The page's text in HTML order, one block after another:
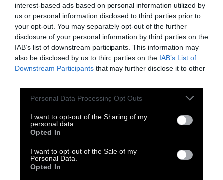
interest-based ads based on personal information utilized by
us or personal information disclosed to third parties prior to
your opt-out. You may separately opt-out of the further
disclosure of your personal information by third parties on the
IAB’s list of downstream participants. This information may
also be disclosed by us to third parties on the IAB’s List of
Downstream Participants that may further disclose it to other
Personal Data Processing Opt Outs
I want to opt-out of the Sharing of my
personal data.
Opted In
I want to opt-out of the Sale of my
Personal Data.
Opted In
συνομήλικος και εσείς δεν έχετε περάσει
ακόμα τα 70, απλά προσθέστε μια έξτρα
τσαχπινιά στη ζωή σας, λέγοντας του "αχ να
είστε καλά, κλωτσάει πολύ το άτιμο,
ποδοσφαιριστής θα γίνει" και απολαύστε τη
θέση που σας πρόσφεραν. Σας αξίζει. Το ίδιο
ανενόχλητα μπορείτε να συνεχίσετε να τρώτε
μπισκότα πάνω στην κοιλιά σας και όλοι να
σας βρίσκουν χαριτωμένη γιατί είναι μαλάκες
και βρίσκουν πιο χαριτωμένο να τρώτε
επειδή η κοιλιά σας έχει μωρό και όχι επειδή
η κοιλιά σας έχει μέσα μια πίτσα και ένα
προφιτερόλ, αλλά σκασίλα σας,